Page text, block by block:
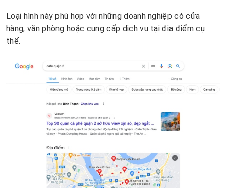
Loại hình này phù hợp với những doanh nghiệp có cửa
hàng, văn phòng hoặc cung cấp dịch vụ tại địa điểm cụ
thể.